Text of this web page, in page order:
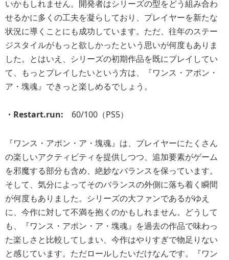
いかもしれません。開発者はシリーズの型をどう組み合わ
せるかに多くの工夫を凝らしており、プレイヤーを新たな
状況に導くことにも成功しています。ただ、往年のステー
ジスタイルがもっと欲しかったという思いが何度もありま
した。とはいえ、シリーズの初期作品を既にプレイしてい
て、もっとプレイしたいという方は、『ワンス・アポン・
ア・塊魂』できっと楽しめるでしょう。
・Restart.run: 60/100（PS5）
『ワンス・アポン・ア・塊魂』は、プレイヤーにたくさん
の楽しいアクティビティを提供しつつ、追加要素がゲーム
を邪魔する部分も含め、絶妙なバランスを保っています。
そして、気分によってそのバランスの外側に落ち着く瞬間
が何度もありました。シリーズの大ファンであるがゆえ
に、今作に対して不満を抱くのかもしれません。どうして
も、『ワンス・アポン・ア・塊魂』を過去の作品で味わっ
た楽しさと比較してしまい、今作はやりすぎで物足りない
と感じています。ただロールしたいだけなんです。『ワン